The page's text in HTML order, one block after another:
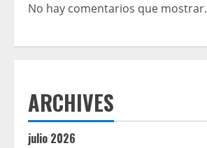
No hay comentarios que mostrar.
ARCHIVES
julio 2026